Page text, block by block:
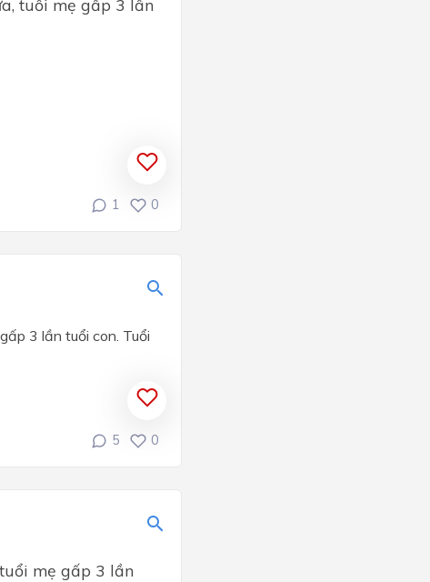
tuổi mẹ gấp 3 lần
1 0
3 lần tuổi con. Tuổi
5 0
mẹ gấp 3 lần